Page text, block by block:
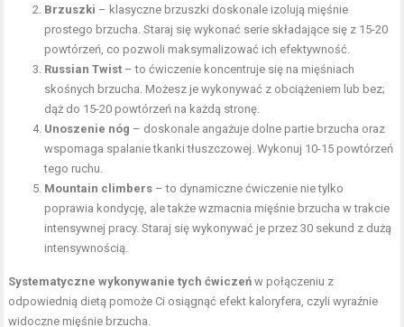
Brzuszki – klasyczne brzuszki doskonale izolują mięśnie
prostego brzucha. Staraj się wykonać serie składające się z 15-20
powtórzeń, co pozwoli maksymalizować ich efektywność.
Russian Twist – to ćwiczenie koncentruje się na mięśniach
skośnych brzucha. Możesz je wykonywać z obciążeniem lub bez;
dąż do 15-20 powtórzeń na każdą stronę.
Unoszenie nóg – doskonale angażuje dolne partie brzucha oraz
wspomaga spalanie tkanki tłuszczowej. Wykonuj 10-15 powtórzeń
tego ruchu.
Mountain climbers – to dynamiczne ćwiczenie nie tylko
poprawia kondycję, ale także wzmacnia mięśnie brzucha w trakcie
intensywnej pracy. Staraj się wykonywać je przez 30 sekund z dużą
intensywnością.
Systematyczne wykonywanie tych ćwiczeń w połączeniu z
odpowiednią dietą pomoże Ci osiągnąć efekt kaloryfera, czyli wyraźnie
widoczne mięśnie brzucha.